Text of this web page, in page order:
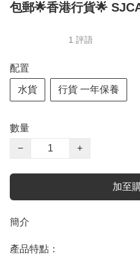
包郵🌟香港行貨🌟
1 評語
配置
水貨 行貨 一年保養
數量
−
+
加至
簡介
產品特點：